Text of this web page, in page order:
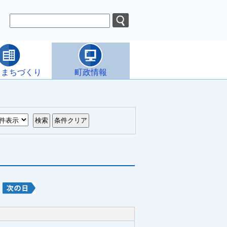
ちづくり 町政情報